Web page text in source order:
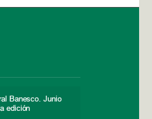
Banesco. Junio
edición